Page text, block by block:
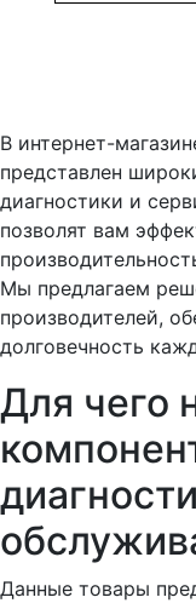
В интернет-
представлен
диагностики и
позволят вам
Мы предлагаем
производителей,
долговечность
Для чего
Данные товары